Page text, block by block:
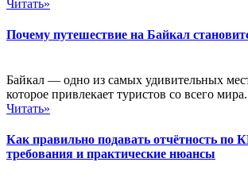
Читать»
Почему путешествие на Байкал
Байкал — одно из самых удивительных
которое привлекает туристов со всего
Читать»
Как правильно подавать отчётность
требования и практические нюансы